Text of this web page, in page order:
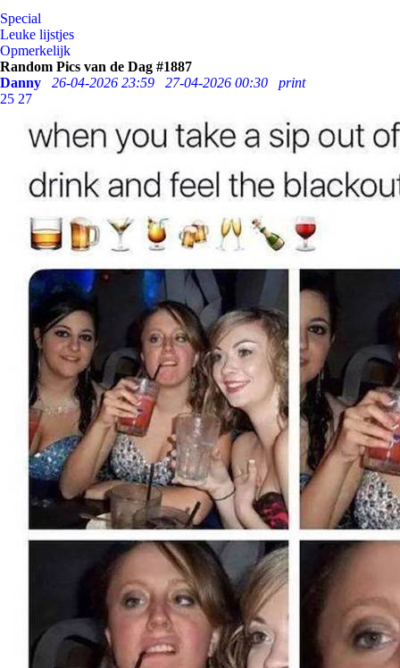
Special
Leuke lijstjes
Opmerkelijk
Random Pics van de Dag #1887
Danny
26-04-2026 23:59 27-04-2026 00:30
print
25 27